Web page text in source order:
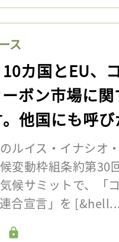
ス
10カ国とEU、
ボン市場に
他国にも呼び
ルイス・イナシオ
変動枠組条約第30
候サミットで、「
合宣言」を [&hell...